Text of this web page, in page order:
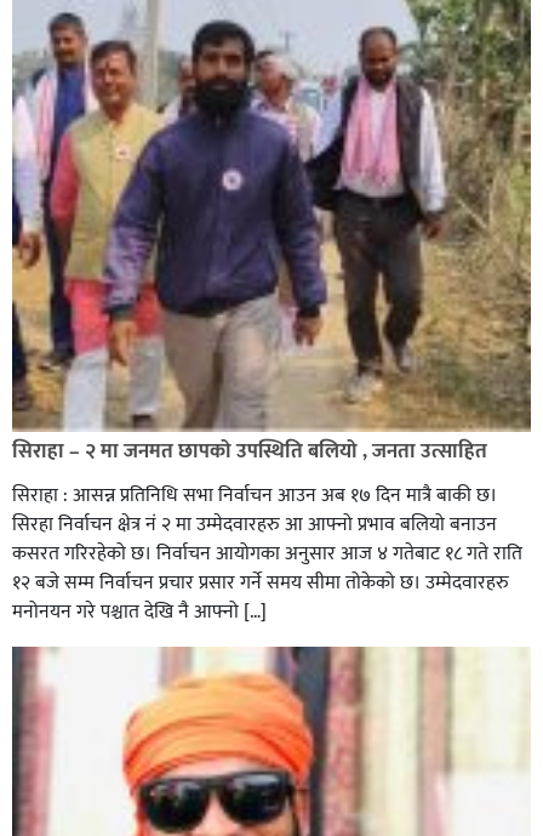
सिराहा – २ मा जनमत छापको उपस्थिति बलियो , जनता उत्साहित
सिराहा : आसन्न प्रतिनिधि सभा निर्वाचन आउन अब १७ दिन मात्रै बाकी छ।
सिरहा निर्वाचन क्षेत्र नं २ मा उम्मेदवारहरु आ आफ्नो प्रभाव बलियो बनाउन
कसरत गरिरहेको छ। निर्वाचन आयोगका अनुसार आज ४ गतेबाट १८ गते राति
१२ बजे सम्म निर्वाचन प्रचार प्रसार गर्ने समय सीमा तोकेको छ। उम्मेदवारहरु
मनोनयन गरे पश्चात देखि नै आफ्नो […]